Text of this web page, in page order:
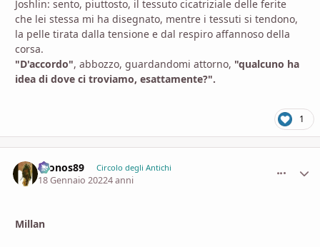
Joshlin: sento, piuttosto, il tessuto cicatriziale delle ferite
che lei stessa mi ha disegnato, mentre i tessuti si tendono,
la pelle tirata dalla tensione e dal respiro affannoso della
corsa.
"D'accordo", abbozzo, guardandomi attorno, "qualcuno ha
idea di dove ci troviamo, esattamente?".
1
Cronos89 Circolo degli Antichi
18 Gennaio 20224 anni
Millan